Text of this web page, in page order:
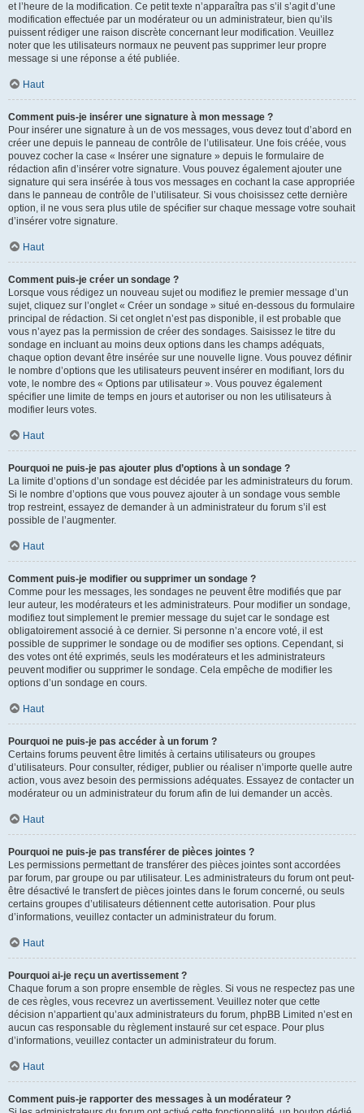
et l’heure de la modification. Ce petit texte n’apparaîtra pas s’il s’agit d’une
modification effectuée par un modérateur ou un administrateur, bien qu’ils
puissent rédiger une raison discrète concernant leur modification. Veuillez
noter que les utilisateurs normaux ne peuvent pas supprimer leur propre
message si une réponse a été publiée.
Haut
Comment puis-je insérer une signature à mon message ?
Pour insérer une signature à un de vos messages, vous devez tout d’abord en
créer une depuis le panneau de contrôle de l’utilisateur. Une fois créée, vous
pouvez cocher la case « Insérer une signature » depuis le formulaire de
rédaction afin d’insérer votre signature. Vous pouvez également ajouter une
signature qui sera insérée à tous vos messages en cochant la case appropriée
dans le panneau de contrôle de l’utilisateur. Si vous choisissez cette dernière
option, il ne vous sera plus utile de spécifier sur chaque message votre souhait
d’insérer votre signature.
Haut
Comment puis-je créer un sondage ?
Lorsque vous rédigez un nouveau sujet ou modifiez le premier message d’un
sujet, cliquez sur l’onglet « Créer un sondage » situé en-dessous du formulaire
principal de rédaction. Si cet onglet n’est pas disponible, il est probable que
vous n’ayez pas la permission de créer des sondages. Saisissez le titre du
sondage en incluant au moins deux options dans les champs adéquats,
chaque option devant être insérée sur une nouvelle ligne. Vous pouvez définir
le nombre d’options que les utilisateurs peuvent insérer en modifiant, lors du
vote, le nombre des « Options par utilisateur ». Vous pouvez également
spécifier une limite de temps en jours et autoriser ou non les utilisateurs à
modifier leurs votes.
Haut
Pourquoi ne puis-je pas ajouter plus d’options à un sondage ?
La limite d’options d’un sondage est décidée par les administrateurs du forum.
Si le nombre d’options que vous pouvez ajouter à un sondage vous semble
trop restreint, essayez de demander à un administrateur du forum s’il est
possible de l’augmenter.
Haut
Comment puis-je modifier ou supprimer un sondage ?
Comme pour les messages, les sondages ne peuvent être modifiés que par
leur auteur, les modérateurs et les administrateurs. Pour modifier un sondage,
modifiez tout simplement le premier message du sujet car le sondage est
obligatoirement associé à ce dernier. Si personne n’a encore voté, il est
possible de supprimer le sondage ou de modifier ses options. Cependant, si
des votes ont été exprimés, seuls les modérateurs et les administrateurs
peuvent modifier ou supprimer le sondage. Cela empêche de modifier les
options d’un sondage en cours.
Haut
Pourquoi ne puis-je pas accéder à un forum ?
Certains forums peuvent être limités à certains utilisateurs ou groupes
d’utilisateurs. Pour consulter, rédiger, publier ou réaliser n’importe quelle autre
action, vous avez besoin des permissions adéquates. Essayez de contacter un
modérateur ou un administrateur du forum afin de lui demander un accès.
Haut
Pourquoi ne puis-je pas transférer de pièces jointes ?
Les permissions permettant de transférer des pièces jointes sont accordées
par forum, par groupe ou par utilisateur. Les administrateurs du forum ont peut-
être désactivé le transfert de pièces jointes dans le forum concerné, ou seuls
certains groupes d’utilisateurs détiennent cette autorisation. Pour plus
d’informations, veuillez contacter un administrateur du forum.
Haut
Pourquoi ai-je reçu un avertissement ?
Chaque forum a son propre ensemble de règles. Si vous ne respectez pas une
de ces règles, vous recevrez un avertissement. Veuillez noter que cette
décision n’appartient qu’aux administrateurs du forum, phpBB Limited n’est en
aucun cas responsable du règlement instauré sur cet espace. Pour plus
d’informations, veuillez contacter un administrateur du forum.
Haut
Comment puis-je rapporter des messages à un modérateur ?